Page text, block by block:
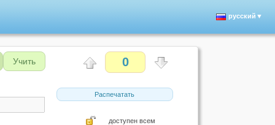
русский▼
Учить 0
Распечатать
доступен всем